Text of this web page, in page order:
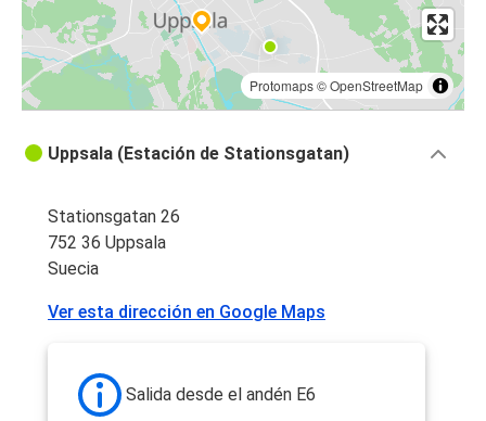
Protomaps©OpenStreetMap
Uppsala (Estación de Stationsgatan)
Stationsgatan 26
752 36 Uppsala
Suecia
Ver esta dirección en Google Maps
Salida desde el andén E6